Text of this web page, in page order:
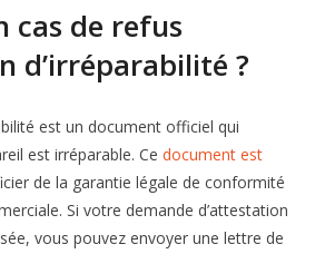
cas de refus
d’irréparabilité ?
est un document officiel qui
est irréparable. Cedocument est
de la garantie légale de conformité
Si votre demande d’attestation
vous pouvez envoyer une lettre de